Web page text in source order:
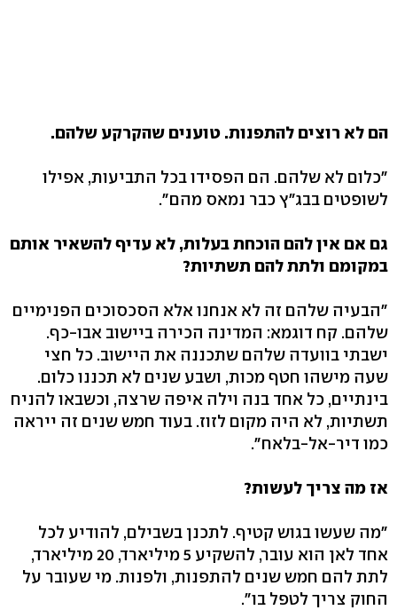
הם לא רוצים להתפנות. טוענים שהקרקע שלהם.
"כלום לא שלהם. הם הפסידו בכל התביעות, אפילו
לשופטים בבג"ץ כבר נמאס מהם".
גם אם אין להם הוכחת בעלות, לא עדיף להשאיר אותם
במקומם ולתת להם תשתיות?
"הבעיה שלהם זה לא אנחנו אלא הסכסוכים הפנימיים
שלהם. קח דוגמא: המדינה הכירה ביישוב אבו-כף.
ישבתי בוועדה שלהם שתכננה את היישוב. כל חצי
שעה מישהו חטף מכות, ושבע שנים לא תכננו כלום.
בינתיים, כל אחד בנה וילה איפה שרצה, וכשבאו להניח
תשתיות, לא היה מקום לזוז. בעוד חמש שנים זה ייראה
כמו דיר-אל-בלאח".
אז מה צריך לעשות?
"מה שעשו בגוש קטיף. לתכנן בשבילם, להודיע לכל
אחד לאן הוא עובר, להשקיע 5 מיליארד, 20 מיליארד,
לתת להם חמש שנים להתפנות, ולפנות. מי שעובר על
החוק צריך לטפל בו".